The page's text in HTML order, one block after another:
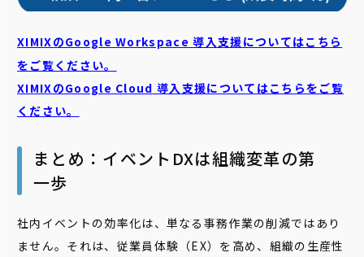
XIMIXのGoogle Workspace 導入支援についてはこちら
をご覧ください。
XIMIXのGoogle Cloud 導入支援についてはこちらをご覧
ください。
まとめ：イベントDXは組織変革の第
一歩
社内イベントの効率化は、単なる事務作業の削減ではあり
ません。それは、従業員体験（EX）を高め、組織の生産性